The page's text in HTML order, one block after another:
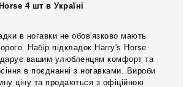
4 шт в Україні
в ногавки не обов'язково мають
Набір підкладок Harry's Horse
вашим улюбленцям комфорт та
в поєднанні з ногавками. Вироби
ціну та продаються з офіційною